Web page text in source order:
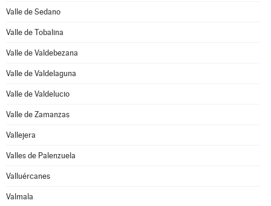
Valle de Sedano
Valle de Tobalina
Valle de Valdebezana
Valle de Valdelaguna
Valle de Valdelucio
Valle de Zamanzas
Vallejera
Valles de Palenzuela
Valluércanes
Valmala